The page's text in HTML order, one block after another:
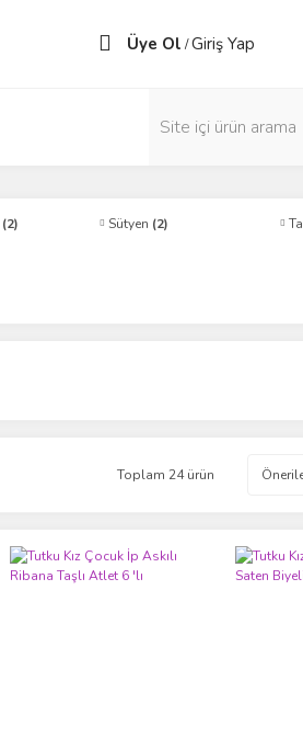
Üye Ol /Giriş Yap
(2) Sütyen (2)
Toplam 24 ürün